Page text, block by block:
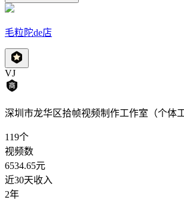
毛粒陀de店
VJ
深圳市龙华区拾帧视频制作工作室（个体
119个
视频数
6534.65元
近30天收入
2年